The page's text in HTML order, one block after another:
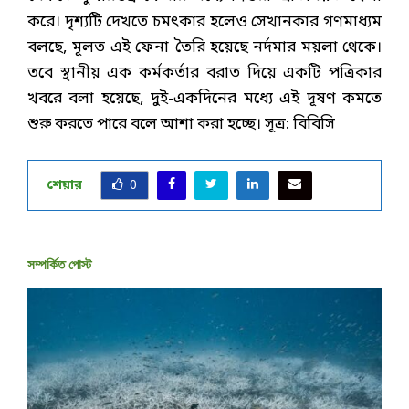
করে। দৃশ্যটি দেখতে চমৎকার হলেও সেখানকার গণমাধ্যম
বলছে, মূলত এই ফেনা তৈরি হয়েছে নর্দমার ময়লা থেকে।
তবে স্থানীয় এক কর্মকর্তার বরাত দিয়ে একটি পত্রিকার
খবরে বলা হয়েছে, দুই-একদিনের মধ্যে এই দূষণ কমতে
শুরু করতে পারে বলে আশা করা হচ্ছে। সূত্র: বিবিসি
শেয়ার 0
সম্পর্কিত পোস্ট